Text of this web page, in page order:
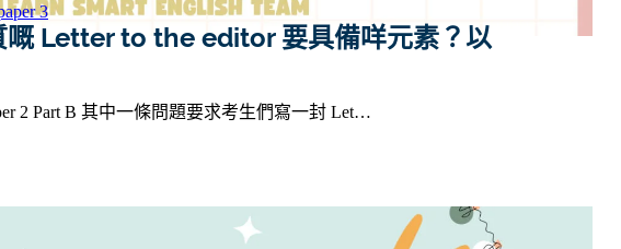
3
嘅 Letter to the editor 要具備咩元素？以
2 Part B 其中一條問題要求考生們寫一封 Let…